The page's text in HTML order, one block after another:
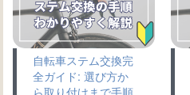
自転車ステム交換完
全ガイド: 選び方か
ら取り付けまで手順